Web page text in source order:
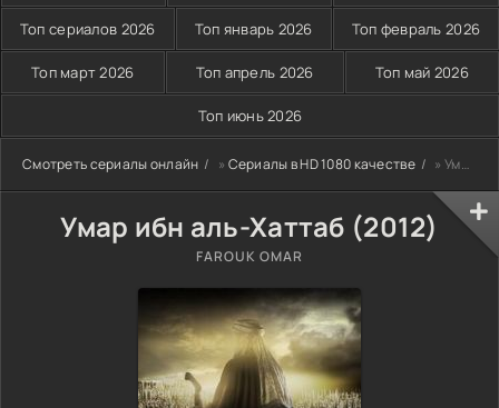
Топ сериалов 2026 Топ январь 2026 Топ февраль 2026
Топ март 2026 Топ апрель 2026 Топ май 2026
Топ июнь 2026
Смотреть сериалы онлайн » Сериалы в HD 1080 качестве » Умар ибн аль-Хаттаб (2012)
Умар ибн аль-Хаттаб (2012)
FAROUK OMAR